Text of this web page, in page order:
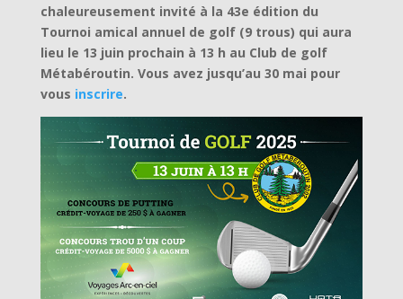
chaleureusement invité à la 43e édition du
Tournoi amical annuel de golf (9 trous) qui aura
lieu le 13 juin prochain à 13 h au Club de golf
Métabéroutin. Vous avez jusqu’au 30 mai pour
vous inscrire.